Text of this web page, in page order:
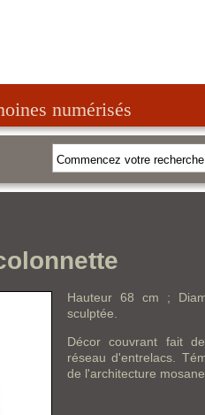
numérisés
Hauteur 68 cm ;
sculptée.
Décor couvrant fait
réseau d'entrelacs.
de l'architecture